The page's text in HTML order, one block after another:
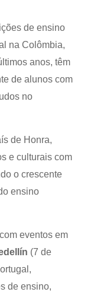
de ensino
na Colômbia,
anos, têm
de alunos com
no
de Honra,
e culturais com
o crescente
ensino
eventos em
(7 de
de ensino,